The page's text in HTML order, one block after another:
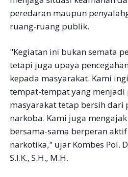
peredaran maupun
ruang-ruang publik.
"Kegiatan ini bukan semata
tetapi juga upaya
kepada masyarakat. Kami
tempat-tempat yang menjadi
masyarakat tetap bersih dari
narkoba. Kami juga
bersama-sama berperan
narkotika," ujar Kombes Pol.
S.I.K., S.H., M.H.